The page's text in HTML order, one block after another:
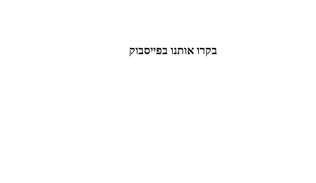
בקרו אותנו בפייסבוק